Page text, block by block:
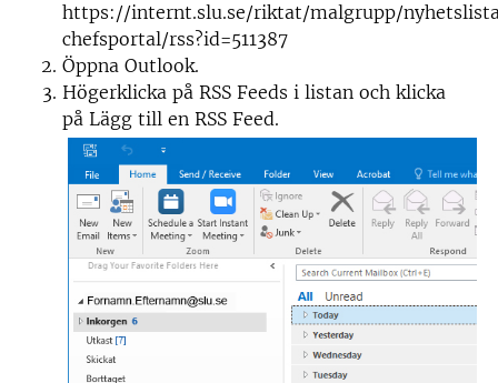
https://internt.slu.se/riktat/malgrupp/
chefsportal/rss?id=511387
Öppna Outlook.
Högerklicka på RSS Feeds i listan och klicka
på Lägg till en RSS Feed.